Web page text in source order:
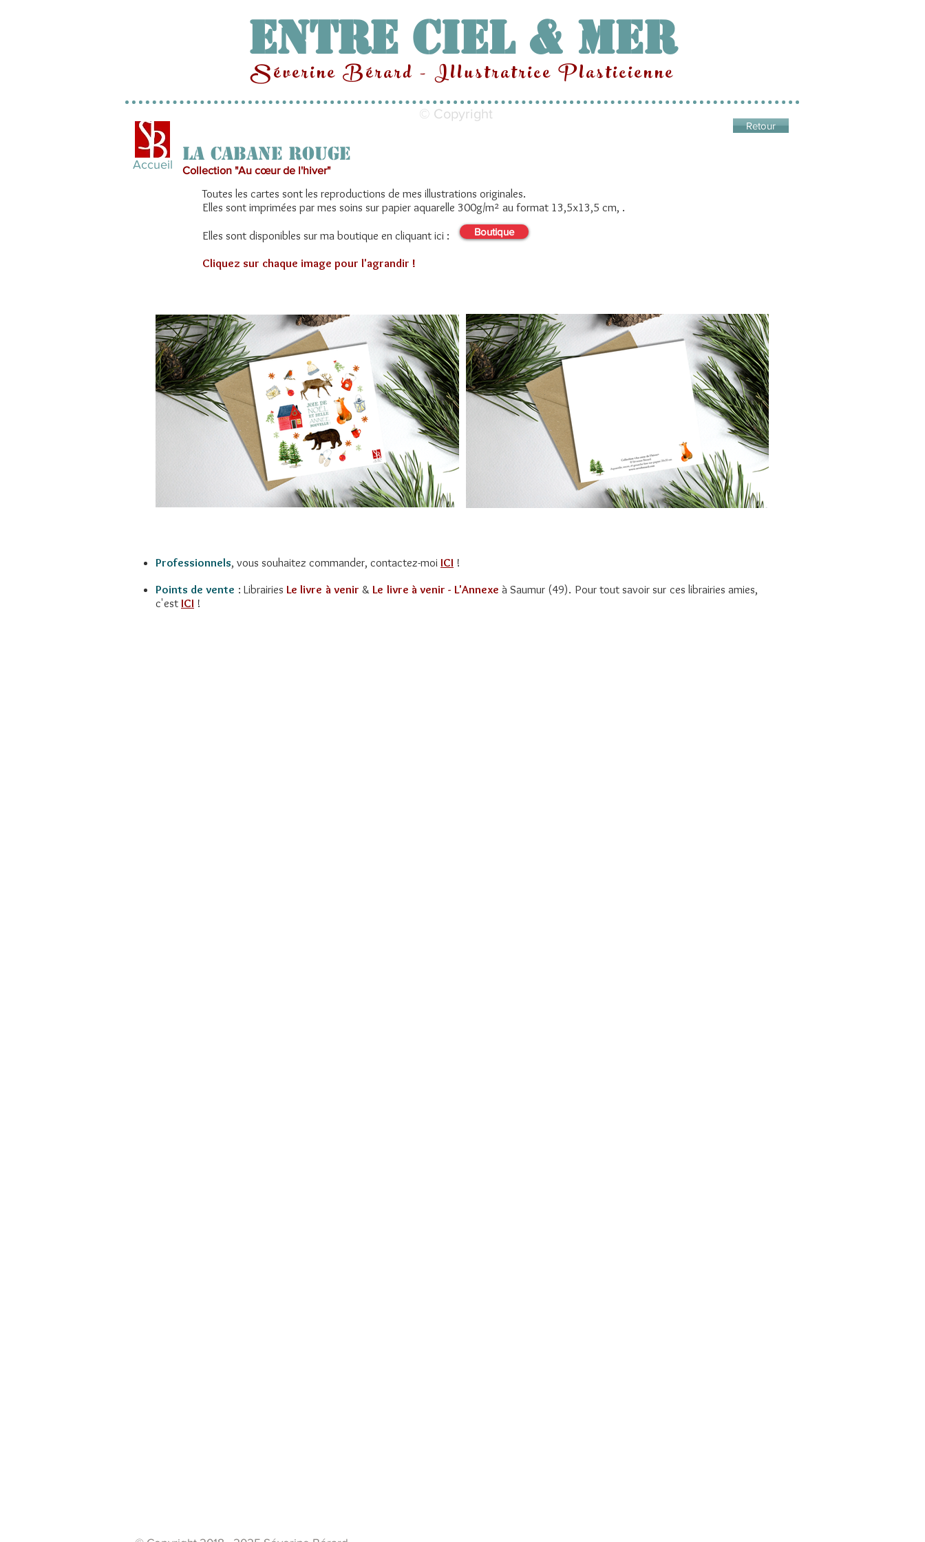
Entre Ciel & Mer
Séverine Bérard - Illustratrice Plasticienne
Accueil LA CABANE ROUGE
Collection "Au cœur de l'hiver"
Retour
Toutes les cartes sont les reproductions de mes illustrations originales.
Elles sont imprimées par mes soins sur papier aquarelle 300g/m² au format 13,5x13,5 cm, .
Elles sont disponibles sur ma boutique en cliquant ici : Boutique
Cliquez sur chaque image pour l'agrandir !
Professionnels, vous souhaitez commander, contactez-moi ICI !
Points de vente : Librairies Le livre à venir & Le livre à venir - L'Annexe à Saumur (49). Pour tout savoir sur ces librairies amies,
c'est ICI !
© Copyright